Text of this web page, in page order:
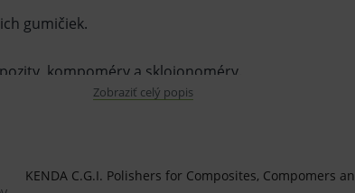
gumičiek.
kompoméry a skloionoméry.
Zobraziť celý popis
KENDA C.G.I. Polishers for Composites, Compomers